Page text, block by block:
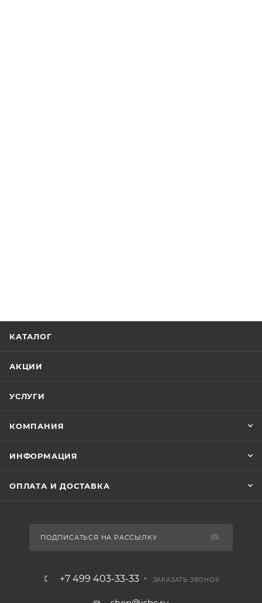
КАТАЛОГ
АКЦИИ
УСЛУГИ
КОМПАНИЯ
ИНФОРМАЦИЯ
ОПЛАТА И ДОСТАВКА
ПОДПИСАТЬСЯ НА РАССЫЛКУ
+7 499 403-33-33 ЗАКАЗАТЬ ЗВОНОК